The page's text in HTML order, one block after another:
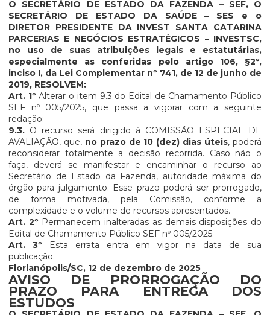
O SECRETÁRIO DE ESTADO DA FAZENDA – SEF, O
SECRETÁRIO DE ESTADO DA SAÚDE – SES e o
DIRETOR PRESIDENTE DA INVEST SANTA CATARINA
PARCERIAS E NEGÓCIOS ESTRATÉGICOS – INVESTSC,
no uso de suas atribuições legais e estatutárias,
especialmente as conferidas pelo artigo 106, §2º,
inciso I, da Lei Complementar nº 741, de 12 de junho de
2019, RESOLVEM:
Art. 1º Alterar o item 9.3 do Edital de Chamamento Público
SEF nº 005/2025, que passa a vigorar com a seguinte
redação:
9.3. O recurso será dirigido à COMISSÃO ESPECIAL DE
AVALIAÇÃO, que, no prazo de 10 (dez) dias úteis, poderá
reconsiderar totalmente a decisão recorrida. Caso não o
faça, deverá se manifestar e encaminhar o recurso ao
Secretário de Estado da Fazenda, autoridade máxima do
órgão para julgamento. Esse prazo poderá ser prorrogado,
de forma motivada, pela Comissão, conforme a
complexidade e o volume de recursos apresentados.
Art. 2º Permanecem inalteradas as demais disposições do
Edital de Chamamento Público SEF nº 005/2025.
Art. 3º Esta errata entra em vigor na data de sua
publicação.
Florianópolis/SC, 12 de dezembro de 2025
AVISO DE PRORROGAÇÃO DO
PRAZO PARA ENTREGA DOS
ESTUDOS